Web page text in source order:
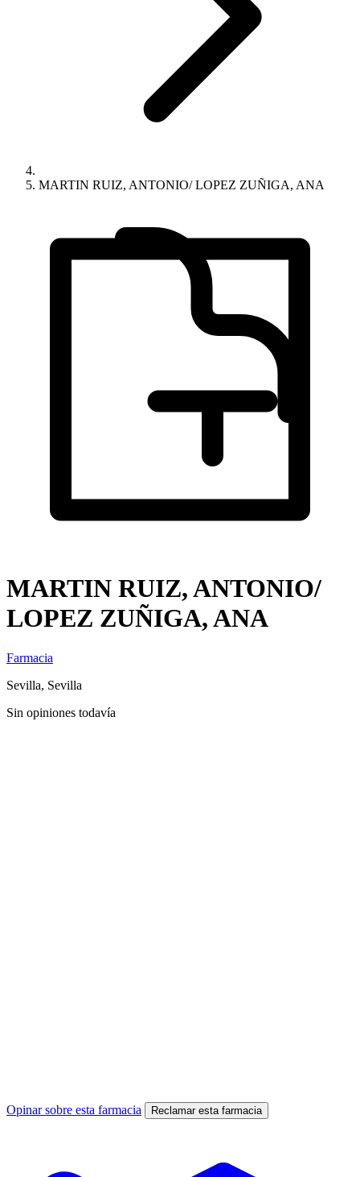
MARTIN RUIZ, ANTONIO/ LOPEZ ZUÑIGA, ANA
MARTIN RUIZ, ANTONIO/
LOPEZ ZUÑIGA, ANA
Farmacia
Sevilla, Sevilla
Sin opiniones todavía
Opinar sobre esta farmacia Reclamar esta farmacia